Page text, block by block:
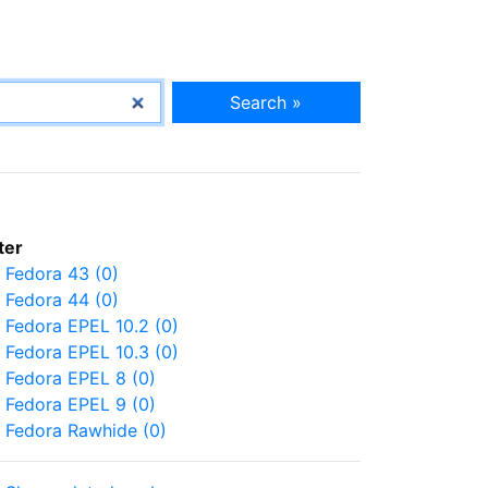
Search »
Fedora 43 (0)
Fedora 44 (0)
Fedora EPEL 10.2 (0)
Fedora EPEL 10.3 (0)
Fedora EPEL 8 (0)
Fedora EPEL 9 (0)
Fedora Rawhide (0)